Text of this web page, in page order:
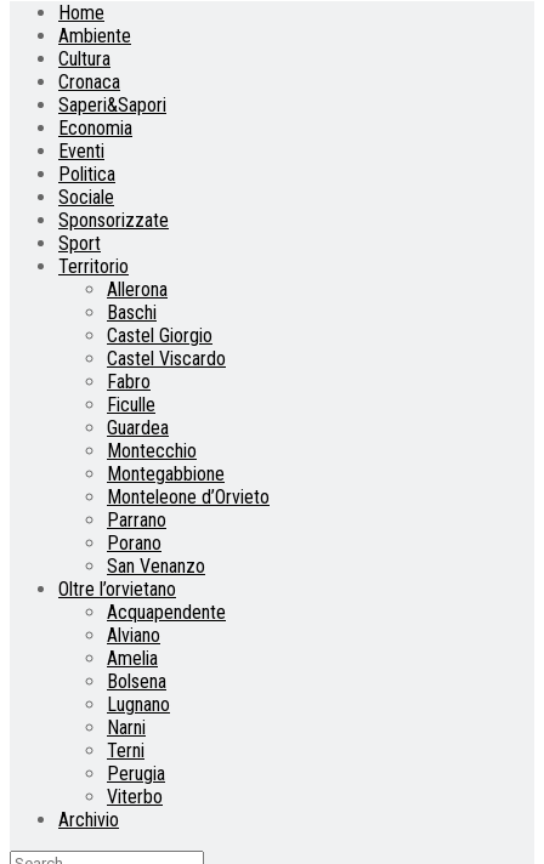
Home
Ambiente
Cultura
Cronaca
Saperi&Sapori
Economia
Eventi
Politica
Sociale
Sponsorizzate
Sport
Territorio
Allerona
Baschi
Castel Giorgio
Castel Viscardo
Fabro
Ficulle
Guardea
Montecchio
Montegabbione
Monteleone d’Orvieto
Parrano
Porano
San Venanzo
Oltre l’orvietano
Acquapendente
Alviano
Amelia
Bolsena
Lugnano
Narni
Terni
Perugia
Viterbo
Archivio